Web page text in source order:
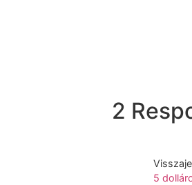
2
5